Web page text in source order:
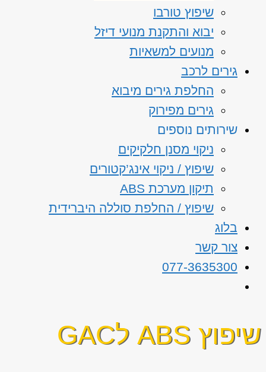
שיפוץ טורבו
יבוא והתקנת מנועי דיזל
מנועים למשאיות
גירים לרכב
החלפת גירים מיבוא
גירים מפירוק
שירותים נוספים
ניקוי מסנן חלקיקים
שיפוץ / ניקוי אינג’קטורים
תיקון מערכת ABS
שיפוץ / החלפת סוללה היברידית
בלוג
צור קשר
077-3635300
שיפוץ ABS לGAC